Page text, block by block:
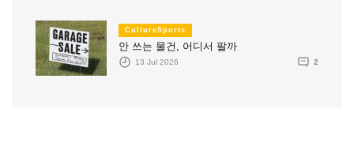
CultureSports
안 쓰는 물건, 어디서 팔까
13 Jul 2026 2